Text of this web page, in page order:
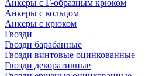
Анкеры с Г-образным крюком
Анкеры с кольцом
Анкеры с крюком
Гвозди
Гвозди барабанные
Гвозди винтовые оцинкованные
Гвозди декоративные